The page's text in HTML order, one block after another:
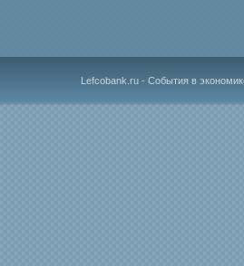
Lefcobank.ru - События в